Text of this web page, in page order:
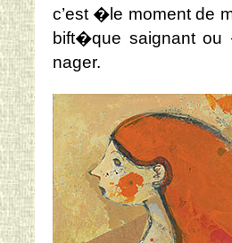
c’est �le moment de
bift�que saignant
nager.